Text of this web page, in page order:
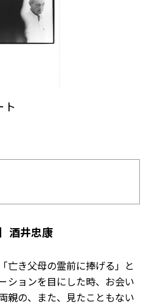
ト
酒井忠康
亡き父母の霊前に捧げる」と
ションを目にした時、お会い
親の、また、見たこともない